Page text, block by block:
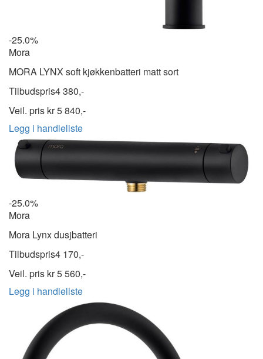
-25.0%
Mora
MORA LYNX soft kjøkkenbatteri matt sort
Tilbudspris4 380,-
Veil. pris kr5 840,-
Legg i handleliste
-25.0%
Mora
Mora Lynx dusjbatteri
Tilbudspris4 170,-
Veil. pris kr5 560,-
Legg i handleliste